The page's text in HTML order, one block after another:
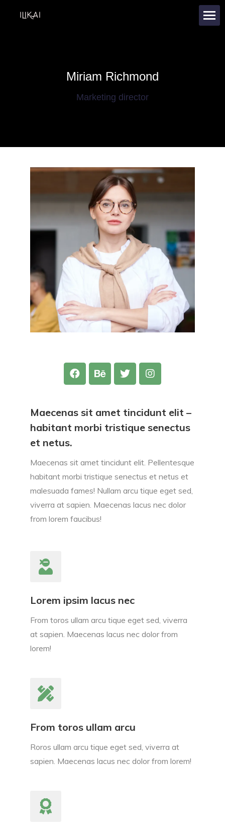
Miriam Richmond
Marketing director
Maecenas sit amet tincidunt elit –
habitant morbi tristique senectus
et netus.
Maecenas sit amet tincidunt elit. Pellentesque
habitant morbi tristique senectus et netus et
malesuada fames! Nullam arcu tique eget sed,
viverra at sapien. Maecenas lacus nec dolor
from lorem faucibus!
Lorem ipsim lacus nec
From toros ullam arcu tique eget sed, viverra
at sapien. Maecenas lacus nec dolor from
lorem!
From toros ullam arcu
Roros ullam arcu tique eget sed, viverra at
sapien. Maecenas lacus nec dolor from lorem!